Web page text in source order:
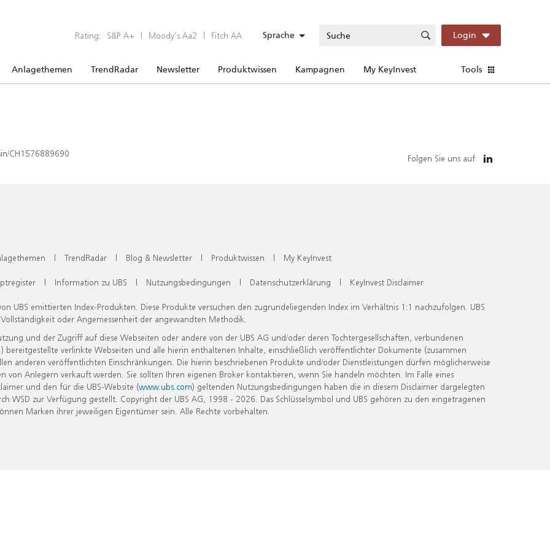
Rating: S&P A+ | Moody’s Aa2 | Fitch AA Sprache Login
Anlagethemen TrendRadar Newsletter Produktwissen Kampagnen My KeyInvest Tools
CH1576889690 Folgen Sie uns auf
| TrendRadar | Blog & Newsletter | Produktwissen | My KeyInvest
| Information zu UBS | Nutzungsbedingungen | Datenschutzerklärung | KeyInvest Disclaimer
UBS emittierten Index-Produkten. Diese Produkte versuchen den zugrundeliegenden Index im Verhältnis 1:1 nachzufolgen. UBS
oder Angemessenheit der angewandten Methodik.
und der Zugriff auf diese Webseiten oder andere von der UBS AG und/oder deren Tochtergesellschaften, verbundenen
verlinkte Webseiten und alle hierin enthaltenen Inhalte, einschließlich veröffentlichter Dokumente (zusammen
anderen veröffentlichten Einschränkungen. Die hierin beschriebenen Produkte und/oder Dienstleistungen dürfen möglicherweise
Anlegern verkauft werden. Sie sollten Ihren eigenen Broker kontaktieren, wenn Sie handeln möchten. Im Falle eines
und den für die UBS-Website (www.ubs.com) geltenden Nutzungsbedingungen haben die in diesem Disclaimer dargelegten
zur Verfügung gestellt. Copyright der UBS AG, 1998 - 2026. Das Schlüsselsymbol und UBS gehören zu den eingetragenen
Marken ihrer jeweiligen Eigentümer sein. Alle Rechte vorbehalten.